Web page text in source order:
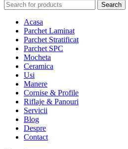
Search
Acasa
Parchet Laminat
Parchet Stratificat
Parchet SPC
Mocheta
Ceramica
Usi
Manere
Cornise & Profile
Riflaje & Panouri
Servicii
Blog
Despre
Contact